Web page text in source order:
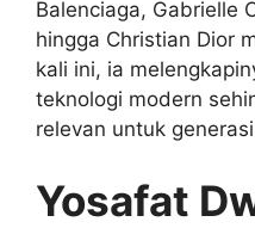
Balenciaga, Gabrielle
hingga Christian Dior
kali ini, ia
teknologi modern
relevan untuk
Yosafat